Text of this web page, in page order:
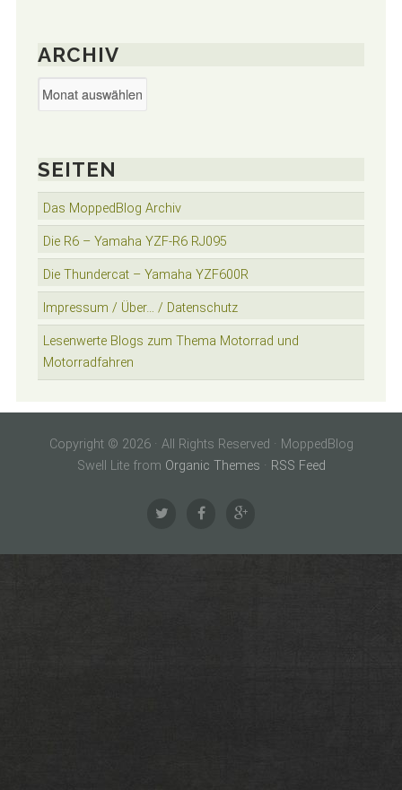
ARCHIV
Archiv
SEITEN
Das MoppedBlog Archiv
Die R6 – Yamaha YZF-R6 RJ095
Die Thundercat – Yamaha YZF600R
Impressum / Über… / Datenschutz
Lesenwerte Blogs zum Thema Motorrad und
Motorradfahren
Copyright © 2026 · All Rights Reserved · MoppedBlog
Swell Lite from Organic Themes · RSS Feed